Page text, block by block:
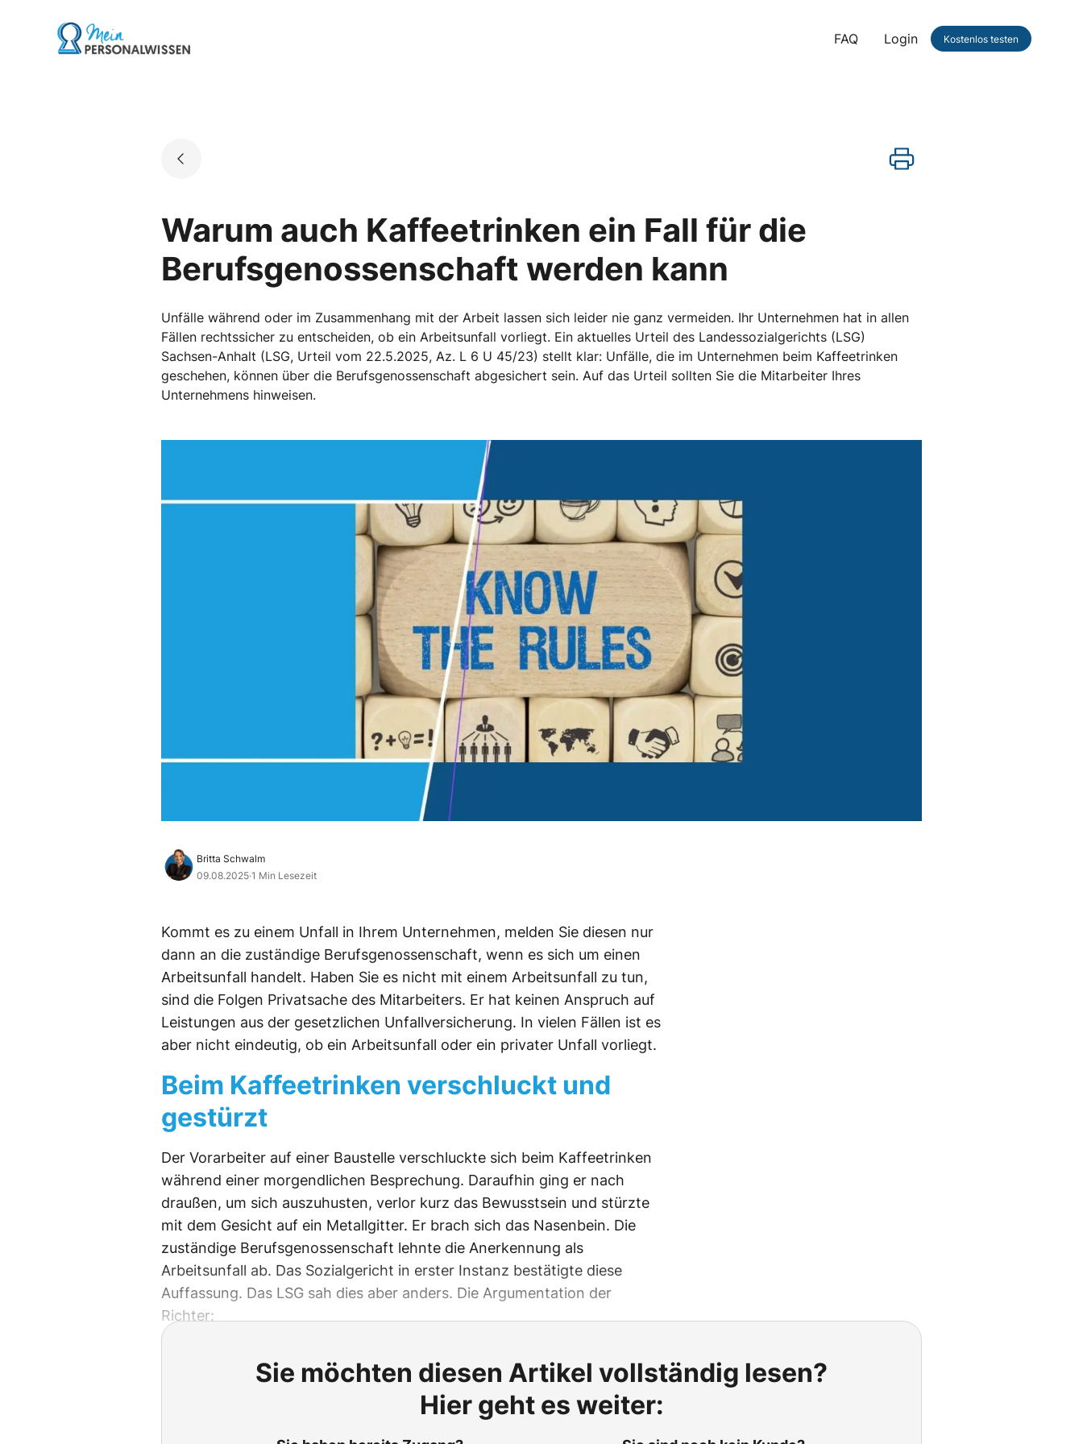
Go to landing page.
FAQ Login Kostenlos testen
Warum auch Kaffeetrinken ein Fall für die
Berufsgenossenschaft werden kann
Unfälle während oder im Zusammenhang mit der Arbeit lassen sich leider nie ganz vermeiden. Ihr Unternehmen hat in allen
Fällen rechtssicher zu entscheiden, ob ein Arbeitsunfall vorliegt. Ein aktuelles Urteil des Landessozialgerichts (LSG)
Sachsen­-Anhalt (LSG, Urteil vom 22.5.2025, Az. L 6 U 45/23) stellt klar: Unfälle, die im Unternehmen beim Kaffeetrinken
geschehen, können über die Berufsgenossen­schaft abgesichert sein. Auf das Urteil sollten Sie die Mitarbeiter Ihres
Unternehmens hinweisen.
Britta Schwalm
09.08.2025·1 Min Lesezeit
Kommt es zu einem Unfall in Ihrem Unternehmen, melden Sie diesen nur
dann an die zuständige Berufsgenossenschaft, wenn es sich um einen
Arbeitsunfall handelt. Haben Sie es nicht mit einem Arbeitsunfall zu tun,
sind die Folgen Privatsache des Mitarbeiters. Er hat keinen Anspruch auf
Leistungen aus der gesetzlichen Unfallversicherung. In vielen Fällen ist es
aber nicht eindeutig, ob ein Arbeitsunfall oder ein privater Unfall vorliegt.
Beim Kaffeetrinken verschluckt und
gestürzt
Der Vorarbeiter auf einer Baustelle verschluckte sich beim Kaffeetrinken
während einer morgendlichen Besprechung. Daraufhin ging er nach
draußen, um sich auszuhusten, verlor kurz das Bewusstsein und stürzte
mit dem Gesicht auf ein Metallgitter. Er brach sich das Nasenbein. Die
zuständige Berufsgenossenschaft lehnte die Anerkennung als
Arbeitsunfall ab. Das Sozialgericht in erster Instanz bestätigte diese
Auffassung. Das LSG sah dies aber anders. Die Argumentation der
Richter:
Sie möchten diesen Artikel vollständig lesen?
Hier geht es weiter: